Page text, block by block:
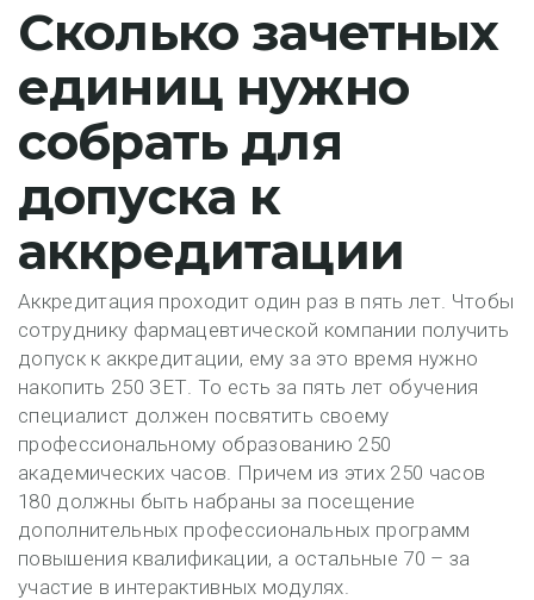
Сколько зачетных
единиц нужно
собрать для
допуска к
аккредитации
Аккредитация проходит один раз в пять лет. Чтобы
сотруднику фармацевтической компании получить
допуск к аккредитации, ему за это время нужно
накопить 250 ЗЕТ. То есть за пять лет обучения
специалист должен посвятить своему
профессиональному образованию 250
академических часов. Причем из этих 250 часов
180 должны быть набраны за посещение
дополнительных профессиональных программ
повышения квалификации, а остальные 70 – за
участие в интерактивных модулях.